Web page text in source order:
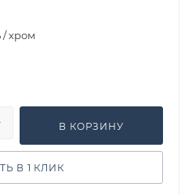
хром
В КОРЗИНУ
В 1 КЛИК